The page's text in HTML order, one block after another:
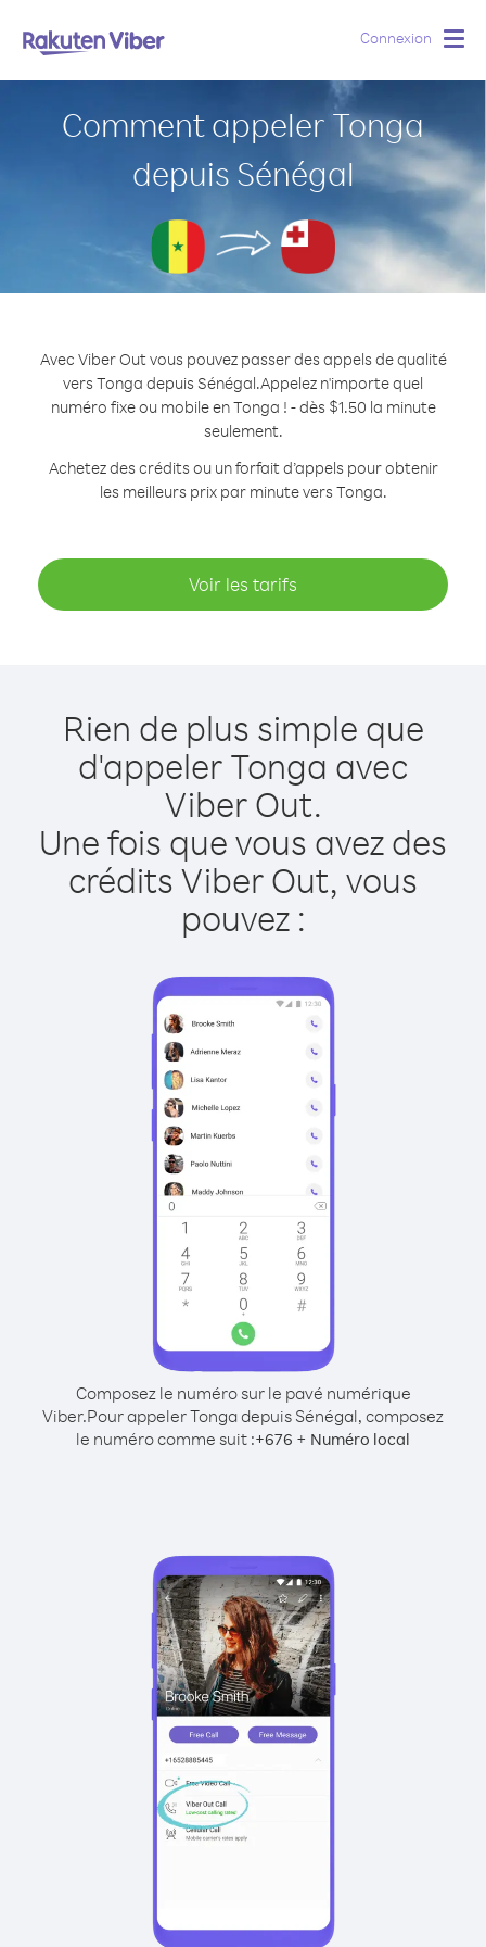
Connexion
Comment appeler Tonga
depuis Sénégal
Avec Viber Out vous pouvez passer des appels de qualité
vers Tonga depuis Sénégal.Appelez n'importe quel
numéro fixe ou mobile en Tonga ! - dès $1.50 la minute
seulement.
Achetez des crédits ou un forfait d’appels pour obtenir
les meilleurs prix par minute vers Tonga.
Voir les tarifs
Rien de plus simple que
d'appeler Tonga avec
Viber Out.
Une fois que vous avez des
crédits Viber Out, vous
pouvez :
Composez le numéro sur le pavé numérique
Viber.Pour appeler Tonga depuis Sénégal, composez
le numéro comme suit :+676 + Numéro local